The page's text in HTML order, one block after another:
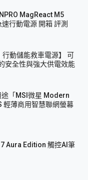
MagReact M5
行動電源 開箱 評測
行動儲能救車電源】 可
安全性與強大供電效能
「MSI微星 Modern
輕薄商用智慧聯網螢幕
Aura Edition 觸控AI筆